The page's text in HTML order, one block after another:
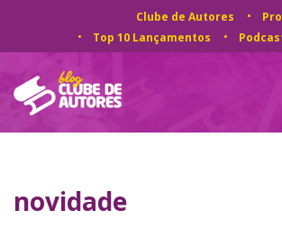
Clube de Autores
Top 10 Lançamentos
novidade